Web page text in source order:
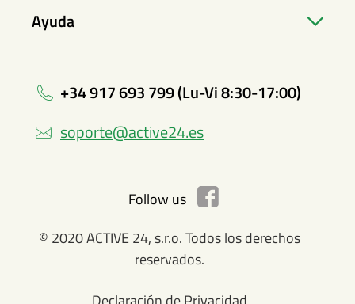
Ayuda
+34 917 693 799 (Lu-Vi 8:30-17:00)
soporte@active24.es
Follow us
© 2020 ACTIVE 24, s.r.o. Todos los derechos
reservados.